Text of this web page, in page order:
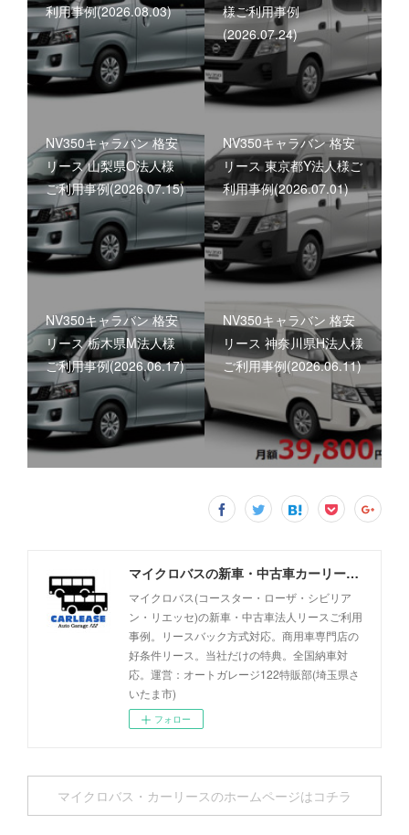
利用事例(2026.08.03)
様ご利用事例
(2026.07.24)
NV350キャラバン 格安
リース 山梨県O法人様
ご利用事例(2026.07.15)
NV350キャラバン 格安
リース 東京都Y法人様ご
利用事例(2026.07.01)
NV350キャラバン 格安
リース 栃木県M法人様
ご利用事例(2026.06.17)
NV350キャラバン 格安
リース 神奈川県H法人様
ご利用事例(2026.06.11)
マイクロバスの新車・中古車カーリース事例 - オートガレージ122
マイクロバス(コースター・ローザ・シビリア
ン・リエッセ)の新車・中古車法人リースご利用
事例。リースバック方式対応。商用車専門店の
好条件リース。当社だけの特典。全国納車対
応。運営：オートガレージ122特販部(埼玉県さ
いたま市)
フォロー
マイクロバス・カーリースのホームページはコチラ